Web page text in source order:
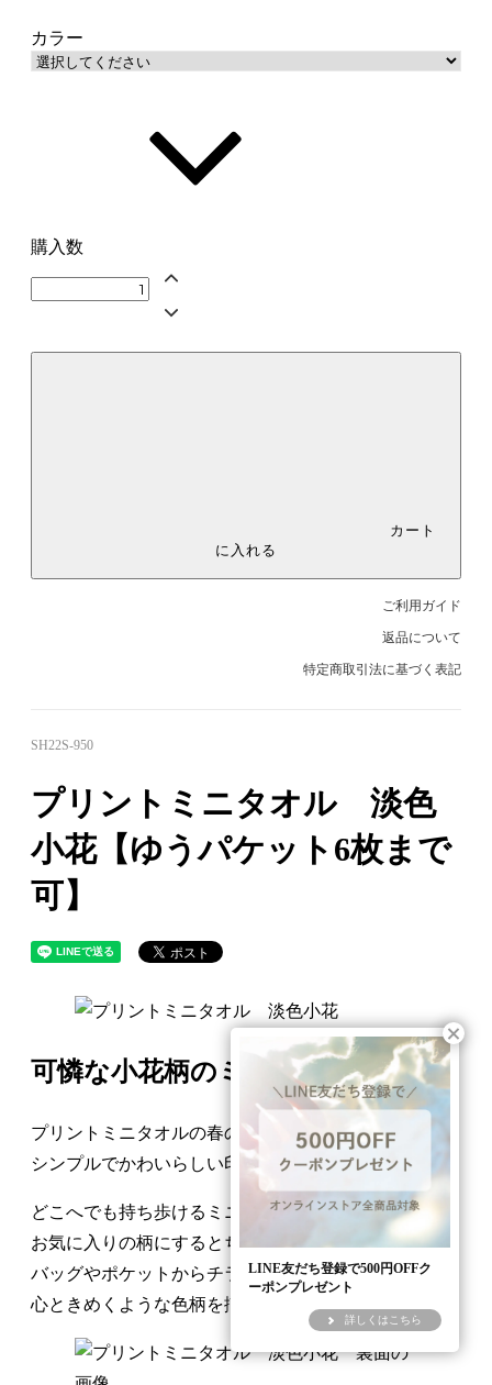
カラー
購入数
に入れる
ご利用ガイド
返品について
特定商取引法に基づく表記
SH22S-950
プリントミニタオル 淡色
小花【ゆうパケット6枚まで
可】
可憐な小花柄のミニタオル
プリントミニタオルの春の新作は、
シンプルでかわいらしい印象のミニタオルです。
どこへでも持ち歩けるミニタオルは
お気に入りの柄にするとちょっとうれしい。
バッグやポケットからチラッと見えたときに、
心ときめくような色柄を揃えました。
LINE友だち登録で500円OFFク
ーポンプレゼント
詳しくはこちら